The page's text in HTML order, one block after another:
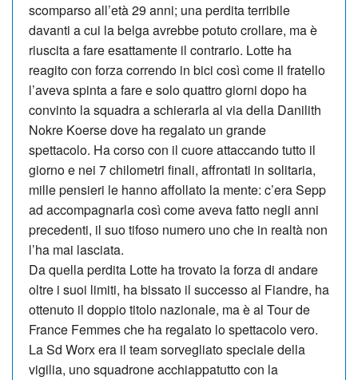
scomparso all’età 29 anni; una perdita terribile
davanti a cui la belga avrebbe potuto crollare, ma è
riuscita a fare esattamente il contrario. Lotte ha
reagito con forza correndo in bici così come il fratello
l’aveva spinta a fare e solo quattro giorni dopo ha
convinto la squadra a schierarla al via della Danilith
Nokre Koerse dove ha regalato un grande
spettacolo. Ha cor­so con il cuore attaccando tutto il
giorno e nei 7 chilometri finali, affrontati in solitaria,
mille pensieri le hanno affollato la mente: c’era Sepp
ad accompagnarla così come aveva fatto negli anni
precedenti, il suo tifoso numero uno che in realtà non
l’ha mai lasciata.
Da quella perdita Lotte ha trovato la forza di andare
oltre i suoi limiti, ha bissato il successo al Fiandre, ha
ottenuto il doppio titolo nazionale, ma è al Tour de
France Femmes che ha regalato lo spettacolo vero.
La Sd Worx era il team sorvegliato speciale della
vigilia, uno squadrone acchiappatutto con la